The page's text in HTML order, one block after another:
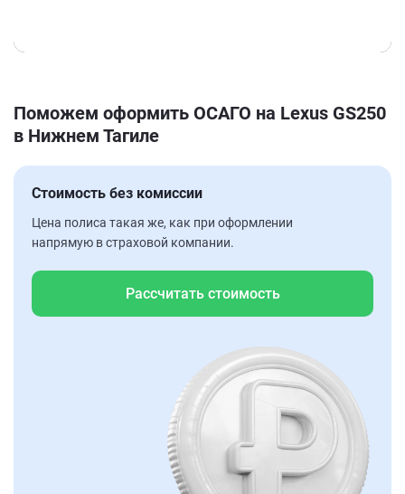
Поможем оформить ОСАГО на Lexus GS250
в Нижнем Тагиле
Стоимость без комиссии
Цена полиса такая же, как при оформлении
напрямую в страховой компании.
Рассчитать стоимость